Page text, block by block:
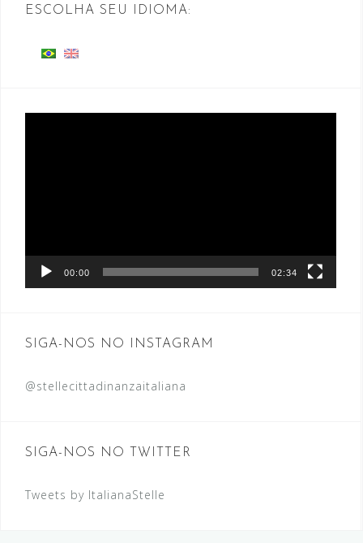
ESCOLHA SEU IDIOMA:
00:00 02:34
SIGA-NOS NO INSTAGRAM
@stellecittadinanzaitaliana
SIGA-NOS NO TWITTER
Tweets by ItalianaStelle